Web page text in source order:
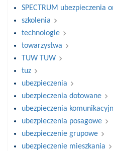
SPECTRUM ubezpieczenia
szkolenia
technologie
towarzystwa
TUW TUW
tuz
ubezpieczenia
ubezpieczenia dotowane
ubezpieczenia
ubezpieczenia posagowe
ubezpieczenie grupowe
ubezpieczenie mieszkania